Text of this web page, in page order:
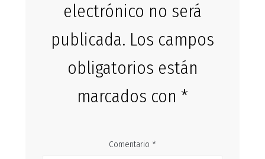
electrónico no será
publicada. Los campos
obligatorios están
marcados con *
Comentario *